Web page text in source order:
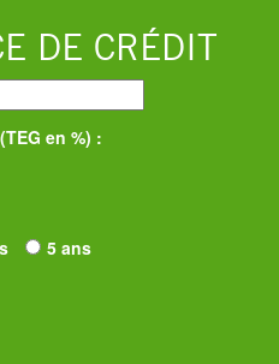
DE CRÉDIT
en %) :
5 ans